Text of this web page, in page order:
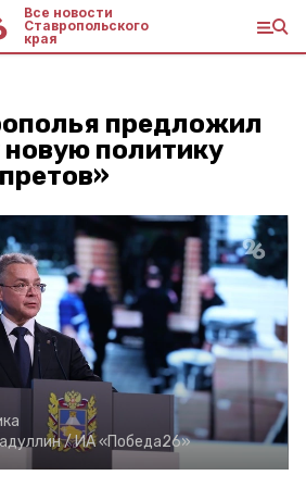
Все новости
Ставропольского
края
предложил
политику
/ИА «Победа26»